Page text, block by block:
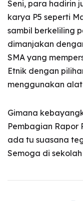
Seni, para hadirin
karya P5 seperti
sambil berkeliling
dimanjakan
SMA yang
Etnik dengan
menggunakan
Gimana
Pembagian Rapor
ada tu suasana
Semoga di